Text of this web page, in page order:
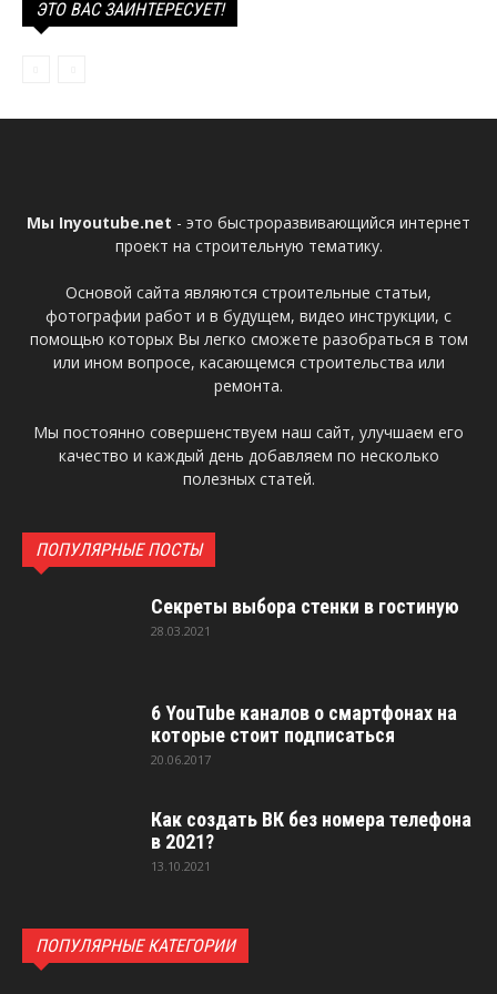
ЭТО ВАС ЗАИНТЕРЕСУЕТ!
Мы Inyoutube.net - это быстроразвивающийся интернет
проект на строительную тематику.
Основой сайта являются строительные статьи,
фотографии работ и в будущем, видео инструкции, с
помощью которых Вы легко сможете разобраться в том
или ином вопросе, касающемся строительства или
ремонта.
Мы постоянно совершенствуем наш сайт, улучшаем его
качество и каждый день добавляем по несколько
полезных статей.
ПОПУЛЯРНЫЕ ПОСТЫ
Секреты выбора стенки в гостиную
28.03.2021
6 YouTube каналов о смартфонах на
которые стоит подписаться
20.06.2017
Как создать ВК без номера телефона
в 2021?
13.10.2021
ПОПУЛЯРНЫЕ КАТЕГОРИИ